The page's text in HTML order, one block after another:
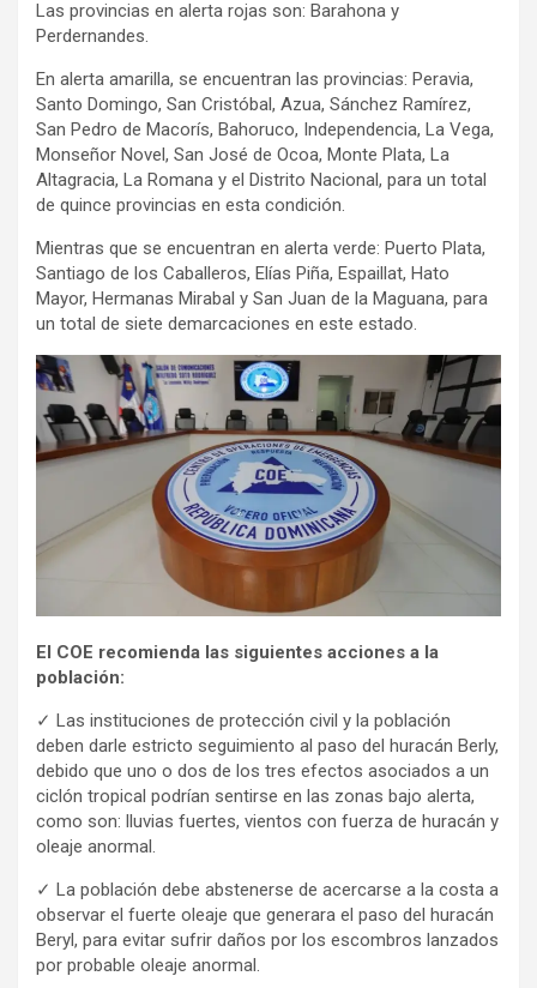
Las provincias en alerta rojas son: Barahona y
Perdernandes.
En alerta amarilla, se encuentran las provincias: Peravia,
Santo Domingo, San Cristóbal, Azua, Sánchez Ramírez,
San Pedro de Macorís, Bahoruco, Independencia, La Vega,
Monseñor Novel, San José de Ocoa, Monte Plata, La
Altagracia, La Romana y el Distrito Nacional, para un total
de quince provincias en esta condición.
Mientras que se encuentran en alerta verde: Puerto Plata,
Santiago de los Caballeros, Elías Piña, Espaillat, Hato
Mayor, Hermanas Mirabal y San Juan de la Maguana, para
un total de siete demarcaciones en este estado.
El COE recomienda las siguientes acciones a la
población:
✓ Las instituciones de protección civil y la población
deben darle estricto seguimiento al paso del huracán Berly,
debido que uno o dos de los tres efectos asociados a un
ciclón tropical podrían sentirse en las zonas bajo alerta,
como son: lluvias fuertes, vientos con fuerza de huracán y
oleaje anormal.
✓ La población debe abstenerse de acercarse a la costa a
observar el fuerte oleaje que generara el paso del huracán
Beryl, para evitar sufrir daños por los escombros lanzados
por probable oleaje anormal.